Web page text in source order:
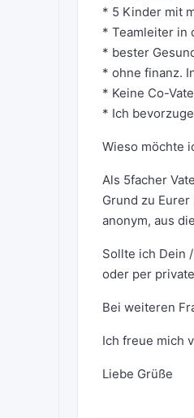
* 5 Kinder mit
* Teamleiter in
* bester
* ohne finanz.
* Keine Co-
* Ich
Wieso möchte
Als 5facher
Grund zu
anonym, aus
Sollte ich Dein
oder per
Bei weiteren
Ich freue mich
Liebe Grüße